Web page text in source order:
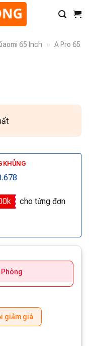
65 Inch » A Pro 65
KHỦNG
cho từng đơn
giảm giá